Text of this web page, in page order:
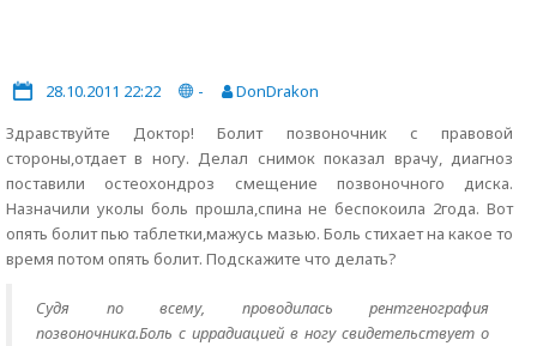
28.10.2011 22:22 -
DonDrakon
Здравствуйте Доктор! Болит позвоночник с правовой
стороны,отдает в ногу. Делал снимок показал врачу, диагноз
поставили остеохондроз смещение позвоночного диска.
Назначили уколы боль прошла,спина не беспокоила 2года. Вот
опять болит пью таблетки,мажусь мазью. Боль стихает на какое то
время потом опять болит. Подскажите что делать?
Судя по всему, проводилась рентгенография
позвоночника.Боль с иррадиацией в ногу свидетельствует о